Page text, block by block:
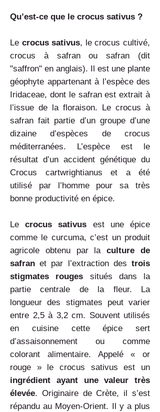
Qu’est-ce que le crocus sativus ?
Le crocus sativus, le crocus cultivé,
crocus à safran ou safran (dit
"saffron" en anglais). Il est une plante
géophyte appartenant à l’espèce des
Iridaceae, dont le safran est extrait à
l’issue de la floraison. Le crocus à
safran fait partie d’un groupe d’une
dizaine d’espèces de crocus
méditerranées. L’espèce est le
résultat d’un accident génétique du
Crocus cartwrightianus et a été
utilisé par l’homme pour sa très
bonne productivité en épice.
Lecrocus sativus est une épice
comme le curcuma, c’est un produit
agricole obtenu par laculture de
safran et par l’extraction des trois
stigmates rouges situés dans la
partie centrale de la fleur. La
longueur des stigmates peut varier
entre 2,5 à 3,2 cm. Souvent utilisés
en cuisine cette épice sert
d’assaisonnement ou comme
colorant alimentaire. Appelé « or
rouge » le crocus sativus est un
ingrédient ayant une valeur très
élevée. Originaire de Crète, il s’est
répandu au Moyen-Orient. Il y a plus